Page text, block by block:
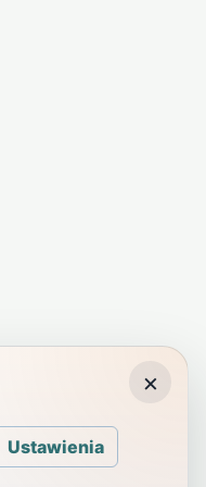
Ustawienia
×